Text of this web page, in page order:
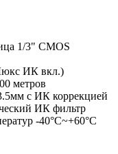
1/3" CMOS
ИК вкл.)
метров
с ИК коррекцией
ИК фильтр
-40°С~+60°С